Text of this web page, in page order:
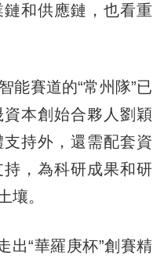
和供應鏈，也看重
賽道的“常州隊”已
本創始合夥人劉穎
持外，還需配套資
，為科研成果和研
壤。
“華羅庚杯”創賽精